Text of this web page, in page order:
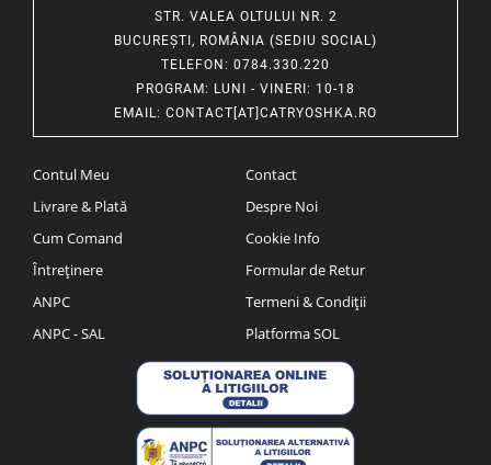
STR. VALEA OLTULUI NR. 2
BUCUREȘTI, ROMÂNIA (SEDIU SOCIAL)
TELEFON : 0784.330.220
PROGRAM: LUNI - VINERI: 10-18
EMAIL: CONTACT[AT]CATRYOSHKA.RO
Contul Meu
Livrare & Plată
Cum Comand
Întreținere
ANPC
ANPC - SAL
Contact
Despre Noi
Cookie Info
Formular de Retur
Termeni & Condiții
Platforma SOL